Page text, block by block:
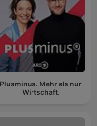
Plusminus. Mehr als nur
Wirtschaft.